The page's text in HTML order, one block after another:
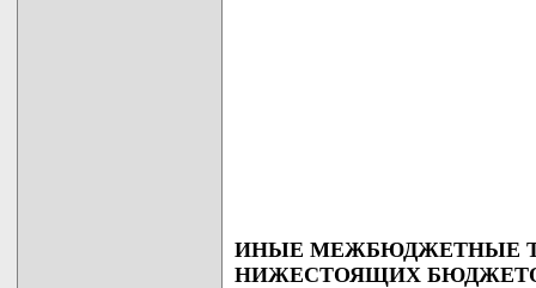
ИНЫЕ МЕЖБЮДЖЕТНЫЕ
НИЖЕСТОЯЩИХ